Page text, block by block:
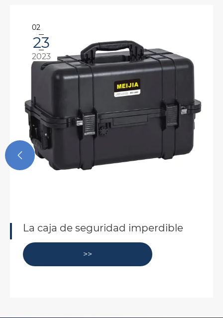
10
08
2022
Seis características del cuadro de
seguridad para los tres ejércitos
>>
